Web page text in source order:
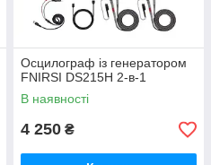
Осцилограф із генератором
FNIRSI DS215H 2-в-1
В наявності
4 250 ₴